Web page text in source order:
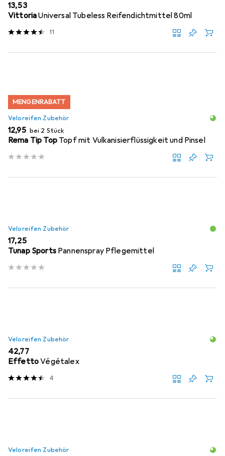
EUR
13,53
VittoriaUniversal Tubeless Reifendichtmittel 80ml
11
MENGENRABATT
Veloreifen Zubehör
EUR
12,95 bei 2 Stück
Rema Tip Top Topf mit Vulkanisierflüssigkeit und Pinsel
Veloreifen Zubehör
EUR
17,25
Tunap Sports Pannenspray Pflegemittel
Veloreifen Zubehör
EUR
42,77
EffettoVégétalex
4
Veloreifen Zubehör